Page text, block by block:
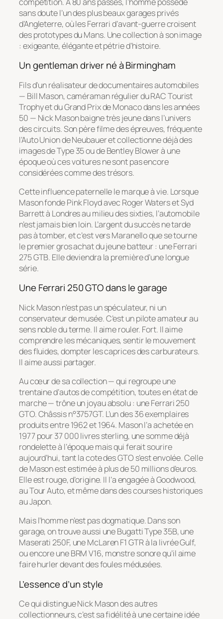
sans doute l’un des plus beaux garages privés
d’Angleterre, où les Ferrari d’avant-guerre croisent
des prototypes du Mans. Une collection à son image
: exigeante, élégante et pétrie d’histoire.
Un gentleman driver né à Birmingham
Fils d’un réalisateur de documentaires automobiles
— Bill Mason, caméraman régulier du RAC Tourist
Trophy et du Grand Prix de Monaco dans les années
50 — Nick Mason baigne très jeune dans l’univers
des circuits. Son père filme des épreuves, fréquente
l’Auto Union de Neubauer et collectionne déjà des
images de Type 35 ou de Bentley Blower à une
époque où ces voitures ne sont pas encore
considérées comme des trésors.
Cette influence paternelle le marque à vie. Lorsque
Mason fonde Pink Floyd avec Roger Waters et Syd
Barrett à Londres au milieu des sixties, l’automobile
n’est jamais bien loin. L’argent du succès ne tarde
pas à tomber, et c’est vers Maranello que se tourne
le premier gros achat du jeune batteur : une Ferrari
275 GTB. Elle deviendra la première d’une longue
série.
Une Ferrari 250 GTO dans le garage
Nick Mason n’est pas un spéculateur, ni un
conservateur de musée. C’est un pilote amateur au
sens noble du terme. Il aime rouler. Fort. Il aime
comprendre les mécaniques, sentir le mouvement
des fluides, dompter les caprices des carburateurs.
Il aime aussi partager.
Au cœur de sa collection — qui regroupe une
trentaine d’autos de compétition, toutes en état de
marche — trône un joyau absolu : une Ferrari 250
GTO. Châssis n°3757GT. L’un des 36 exemplaires
produits entre 1962 et 1964. Mason l’a achetée en
1977 pour 37 000 livres sterling, une somme déjà
rondelette à l’époque mais qui ferait sourire
aujourd’hui, tant la cote des GTO s’est envolée. Celle
de Mason est estimée à plus de 50 millions d’euros.
Elle est rouge, d’origine. Il l’a engagée à Goodwood,
au Tour Auto, et même dans des courses historiques
au Japon.
Mais l’homme n’est pas dogmatique. Dans son
garage, on trouve aussi une Bugatti Type 35B, une
Maserati 250F, une McLaren F1 GTR à la livrée Gulf,
ou encore une BRM V16, monstre sonore qu’il aime
faire hurler devant des foules médusées.
L’essence d’un style
Ce qui distingue Nick Mason des autres
collectionneurs, c’est sa fidélité à une certaine idée